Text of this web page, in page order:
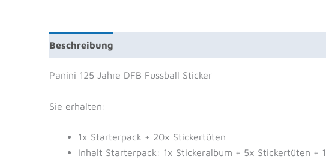
Beschreibung
Panini 125 Jahre DFB Fussball Sticker
Sie erhalten:
1x Starterpack + 20x Stickertüten
Inhalt Starterpack: 1x Stickeralbum + 5x Stickertüten +